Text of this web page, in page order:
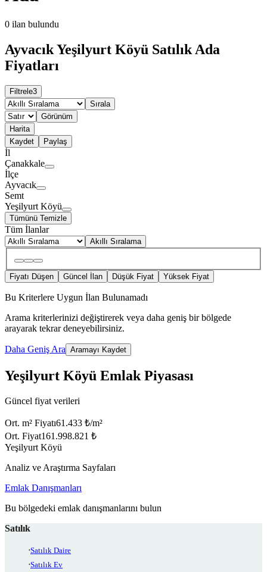
0 ilan bulundu
Ayvacık Yeşilyurt Köyü Satılık Ada
Fiyatları
Filtrele3
Sırala
Görünüm
Harita
Kaydet
Paylaş
İl
Çanakkale
İlçe
Ayvacık
Semt
Yeşilyurt Köyü
Tümünü Temizle
Tüm İlanlar
Akıllı Sıralama
Fiyatı Düşen Güncel İlan Düşük Fiyat Yüksek Fiyat
Bu Kriterlere Uygun İlan Bulunamadı
Arama kriterlerinizi değiştirerek veya daha geniş bir bölgede
arayarak tekrar deneyebilirsiniz.
Daha Geniş Ara Aramayı Kaydet
Yeşilyurt Köyü Emlak Piyasası
Güncel fiyat verileri
Ort. m² Fiyatı61.433 ₺/m²
Ort. Fiyat161.998.821 ₺
Yeşilyurt Köyü
Analiz ve Araştırma Sayfaları
Emlak Danışmanları
Bu bölgedeki emlak danışmanlarını bulun
Satılık
Satılık Daire
Satılık Ev